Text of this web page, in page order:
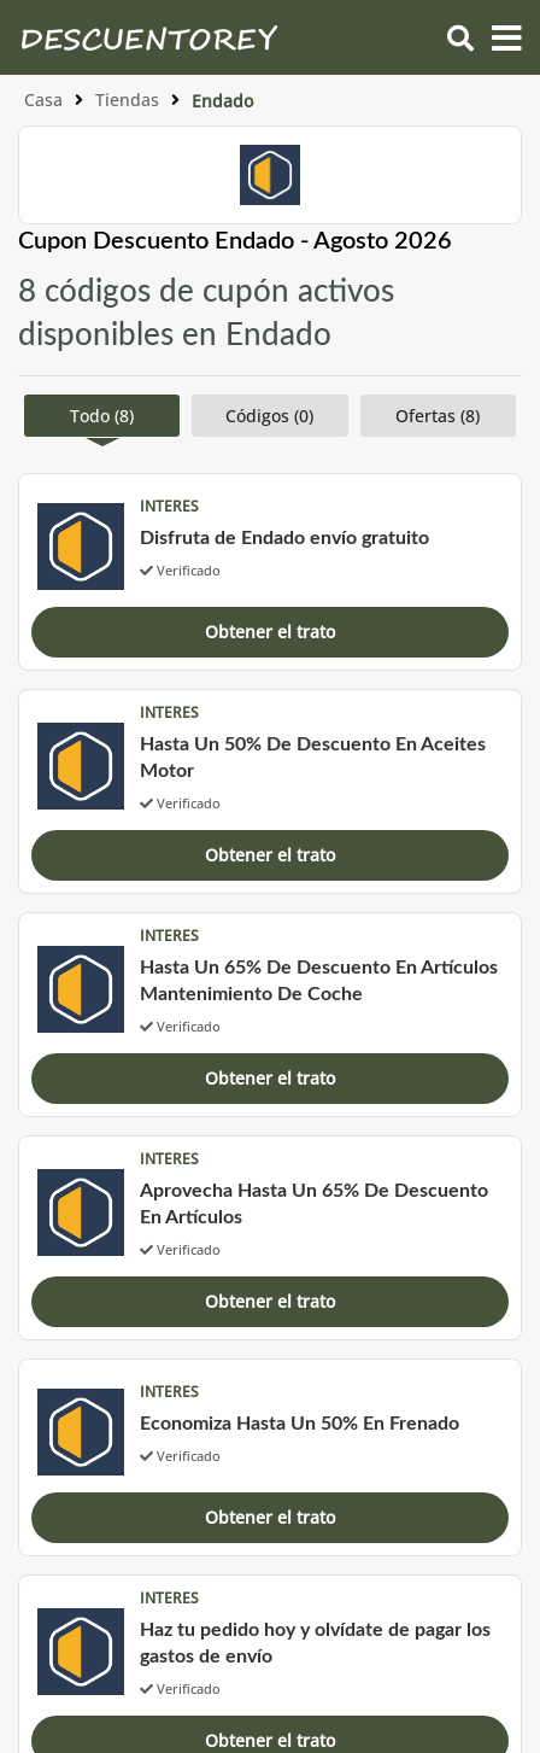
Casa Tiendas Endado
Cupon Descuento Endado - Agosto 2026
8 códigos de cupón activos
disponibles en Endado
Todo (8) Códigos (0) Ofertas (8)
INTERES
Disfruta de Endado envío gratuito
Verificado
Obtener el trato
INTERES
Hasta Un 50% De Descuento En Aceites
Motor
Verificado
Obtener el trato
INTERES
Hasta Un 65% De Descuento En Artículos
Mantenimiento De Coche
Verificado
Obtener el trato
INTERES
Aprovecha Hasta Un 65% De Descuento
En Artículos
Verificado
Obtener el trato
INTERES
Economiza Hasta Un 50% En Frenado
Verificado
Obtener el trato
INTERES
Haz tu pedido hoy y olvídate de pagar los
gastos de envío
Verificado
Obtener el trato